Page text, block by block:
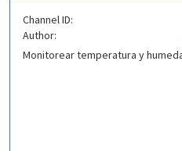
Channel ID:
Author:
Monitorear temperatura y